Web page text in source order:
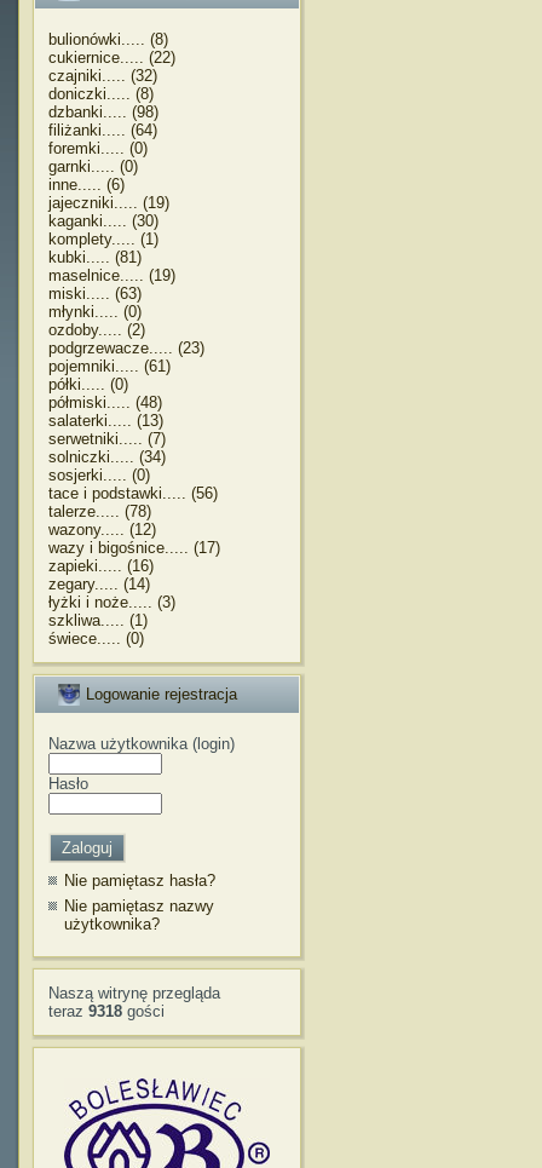
bulionówki..... (8)
cukiernice..... (22)
czajniki..... (32)
doniczki..... (8)
dzbanki..... (98)
filiżanki..... (64)
foremki..... (0)
garnki..... (0)
inne..... (6)
jajeczniki..... (19)
kaganki..... (30)
komplety..... (1)
kubki..... (81)
maselnice..... (19)
miski..... (63)
młynki..... (0)
ozdoby..... (2)
podgrzewacze..... (23)
pojemniki..... (61)
półki..... (0)
półmiski..... (48)
salaterki..... (13)
serwetniki..... (7)
solniczki..... (34)
sosjerki..... (0)
tace i podstawki..... (56)
talerze..... (78)
wazony..... (12)
wazy i bigośnice..... (17)
zapieki..... (16)
zegary..... (14)
łyżki i noże..... (3)
szkliwa..... (1)
świece..... (0)
Logowanie rejestracja
Nazwa użytkownika (login)
Hasło
Nie pamiętasz hasła?
Nie pamiętasz nazwy
użytkownika?
Naszą witrynę przegląda
teraz 9318 gości